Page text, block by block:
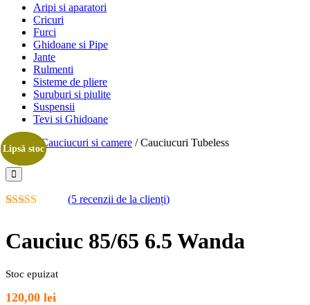
Aripi si aparatori
Cricuri
Furci
Ghidoane si Pipe
Jante
Rulmenti
Sisteme de pliere
Suruburi si piulite
Suspensii
Tevi si Ghidoane
Acasa
Cauciucuri si camere / Cauciucuri Tubeless
Lipsă stoc
Lipsă stoc
baza a
evaluări de la
(5 recenzii de la clienți)
Cauciuc 85/65 6.5 Wanda
Stoc epuizat
120,00 lei